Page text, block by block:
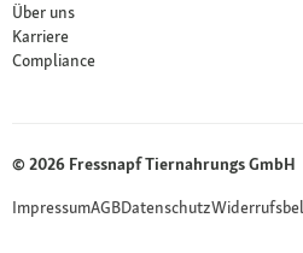
Über uns
Karriere
Compliance
© 2026 Fressnapf Tiernahrungs GmbH
ImpressumAGBDatenschutz